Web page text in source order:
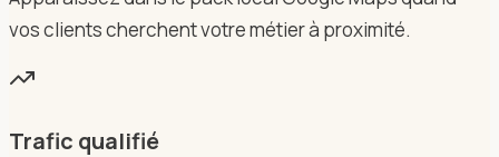
vos clients cherchent votre métier à proximité.
Trafic qualifié